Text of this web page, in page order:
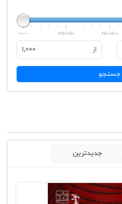
1000 1250750 2500500
از 1,000
جستجو
جدیدترین